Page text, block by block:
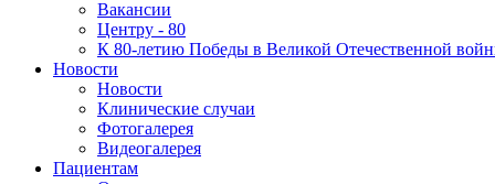
Вакансии
Центру - 80
К 80-летию Победы в Великой Отечественной
Новости
Новости
Клинические случаи
Фотогалерея
Видеогалерея
Пациентам